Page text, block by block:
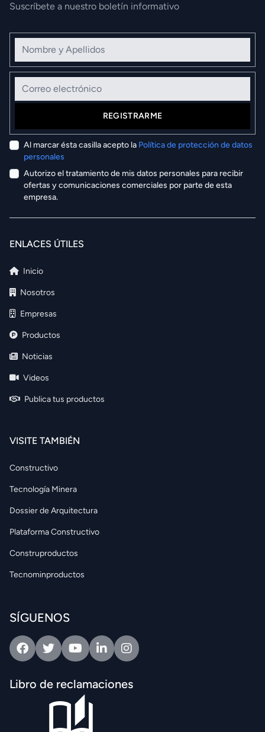
Suscríbete a nuestro boletín informativo
Nombre y Apellidos
Correo electrónico
REGISTRARME
Al marcar ésta casilla acepto la Política de protección de datos
personales
Autorizo el tratamiento de mis datos personales para recibir
ofertas y comunicaciones comerciales por parte de esta
empresa.
ENLACES ÚTILES
Inicio
Nosotros
Empresas
Productos
Noticias
Videos
Publica tus productos
VISITE TAMBIÉN
Constructivo
Tecnología Minera
Dossier de Arquitectura
Plataforma Constructivo
Construproductos
Tecnominproductos
SÍGUENOS
FacebookTwitterYoutubeLinkedinIntagram
Libro de reclamaciones